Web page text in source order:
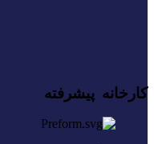
کارخانه پیشرفته